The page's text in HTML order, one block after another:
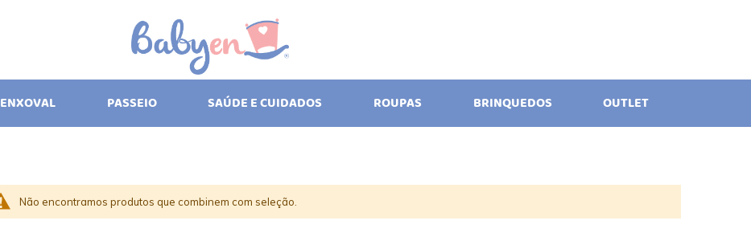
ENXOVAL PASSEIO SAÚDE E CUIDADOS ROUPAS BRINQUEDOS OUTLET
Não encontramos produtos que combinem com seleção.